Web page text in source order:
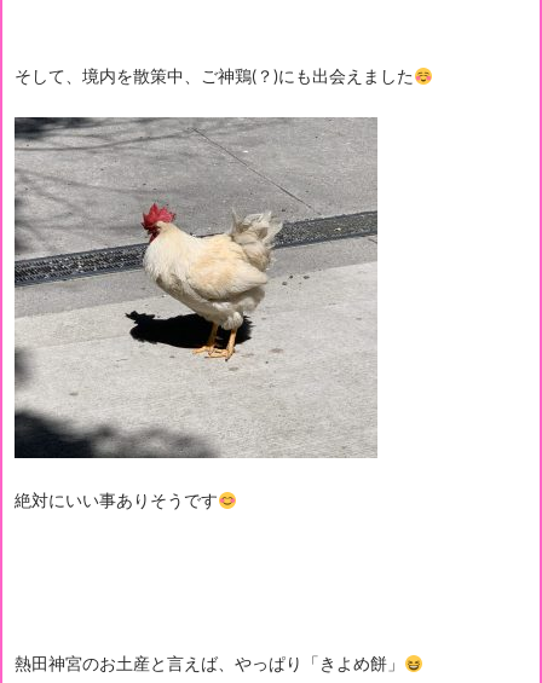
そして、境内を散策中、ご神鶏(？)にも出会えました
絶対にいい事ありそうです
熱田神宮のお土産と言えば、やっぱり「きよめ餅」